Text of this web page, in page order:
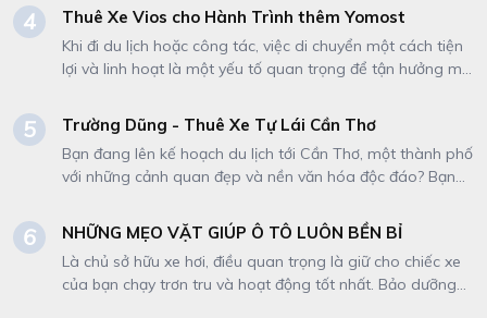
và phụ huynh. Dịch vụ chuyên nghiệp: Tài xế thân thiện,
hỗ trợ tận tình, hành trình suôn sẻ. Hãy đến với gian hàng
của Trường Dũng để trải nghiệm dịch vụ của chúng tôi
Liên hệ ngay: 0939 148 456 Mr Trung CSKH: 0907 575 919
4 Thuê Xe Vios cho Hành Trình thêm Yomost
Khi đi du lịch hoặc công tác, việc di chuyển một cách tiện
lợi và linh hoạt là một yếu tố quan trọng để tận hưởng mỗi
xe phổ biến và được yêu thích tại Việt Nam - sẽ đáp ứng
mọi yêu cầu của bạn trong mỗi chuyến đi. Hãy cùng khám
phá những lợi ích đáng giá mà việc thuê xe Vios mang lại
cho hành trình của bạn.
5 Trường Dũng - Thuê Xe Tự Lái Cần Thơ
Bạn đang lên kế hoạch du lịch tới Cần Thơ, một thành phố
với những cảnh quan đẹp và nền văn hóa độc đáo? Bạn
những địa điểm nổi tiếng và khác biệt của thành phố này?
Đừng bỏ lỡ dịch vụ cho thuê xe tự lái tại Cần Thơ của
Trường Dũng, sự lựa chọn hoàn hảo để tận hưởng mọi
khoảnh khắc tuyệt vời trong hành trình của bạn.
6 NHỮNG MẸO VẶT GIÚP Ô TÔ LUÔN BỀN BỈ
Là chủ sở hữu xe hơi, điều quan trọng là giữ cho chiếc xe
của bạn chạy trơn tru và hoạt động tốt nhất. Bảo dưỡng